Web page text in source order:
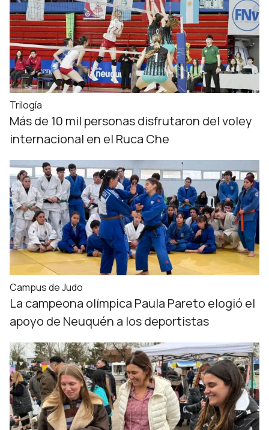
Trilogía
Más de 10 mil personas disfrutaron del voley
internacional en el Ruca Che
Campus de Judo
La campeona olímpica Paula Pareto elogió el
apoyo de Neuquén a los deportistas